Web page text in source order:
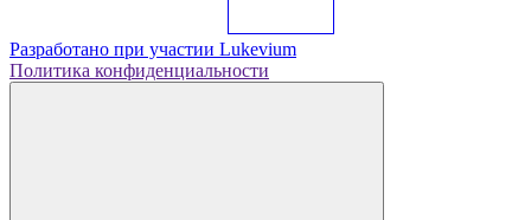
Разработано при участии Lukevium
Политика конфиденциальности